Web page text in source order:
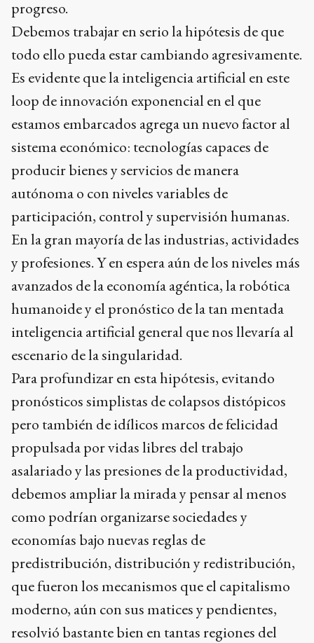
progreso.
Debemos trabajar en serio la hipótesis de que
todo ello pueda estar cambiando agresivamente.
Es evidente que la inteligencia artificial en este
loop de innovación exponencial en el que
estamos embarcados agrega un nuevo factor al
sistema económico: tecnologías capaces de
producir bienes y servicios de manera
autónoma o con niveles variables de
participación, control y supervisión humanas.
En la gran mayoría de las industrias, actividades
y profesiones. Y en espera aún de los niveles más
avanzados de la economía agéntica, la robótica
humanoide y el pronóstico de la tan mentada
inteligencia artificial general que nos llevaría al
escenario de la singularidad.
Para profundizar en esta hipótesis, evitando
pronósticos simplistas de colapsos distópicos
pero también de idílicos marcos de felicidad
propulsada por vidas libres del trabajo
asalariado y las presiones de la productividad,
debemos ampliar la mirada y pensar al menos
como podrían organizarse sociedades y
economías bajo nuevas reglas de
predistribución, distribución y redistribución,
que fueron los mecanismos que el capitalismo
moderno, aún con sus matices y pendientes,
resolvió bastante bien en tantas regiones del